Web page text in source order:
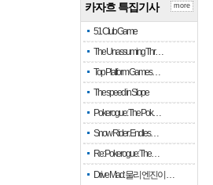
카자흐 특집기사
51 Club Game
The Unassuming Thr…
Top Platform Games…
The speed in Slope
Pokerogue: The Pok…
Snow Rider: Endles…
Re: Pokerogue: The…
Drive Mad: 물리 엔진이 …
more